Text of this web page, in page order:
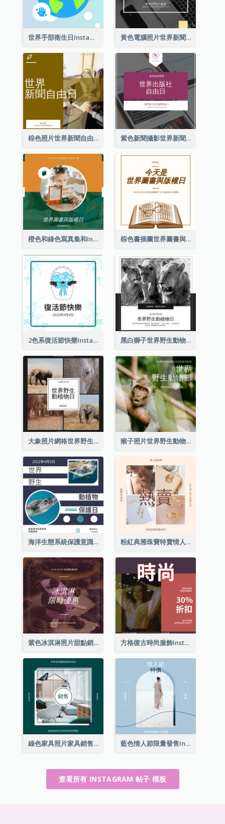
世界手部衛生日Instagram帖子 黃色電腦照片世界新聞自由日Instagram帖子
棕色照片世界新聞自由日Instagram帖子 紫色新聞攝影世界新聞自由日Instagram帖子
橙色和綠色寫真集和Instagram版權日 棕色書插圖世界圖書與版權日Instagram帖子
2色系復活節快樂Instagram帖子 黑白獅子世界野生動物日Instagram帖子
大象照片網格世界野生動物日Instagram帖子 猴子照片世界野生動物日Instagram帖子
海洋生態系統保護意識Instagram帖子 粉紅典雅珠寶特賣情人節Instagram帖子
紫色冰淇淋照片甜點銷售Instagram帖子 方格復古時尚服飾Instagram帖子
綠色家具照片家具銷售Instagram帖子 藍色情人節限量發售Instagram帖子
查看所有 INSTAGRAM 帖子 模板